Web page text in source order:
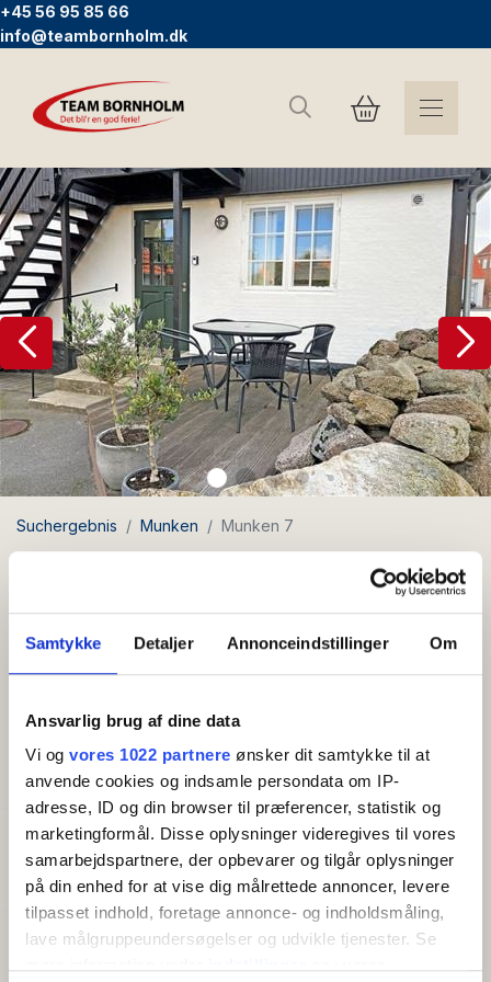
Samtykke Detaljer Annonceindstillinger Om
Ansvarlig brug af dine data
Vi og vores 1022 partnere ønsker dit samtykke til at
anvende cookies og indsamle persondata om IP-
adresse, ID og din browser til præferencer, statistik og
marketingformål. Disse oplysninger videregives til vores
samarbejdspartnere, der opbevarer og tilgår oplysninger
på din enhed for at vise dig målrettede annoncer, levere
tilpasset indhold, foretage annonce- og indholdsmåling,
lave målgruppeundersøgelser og udvikle tjenester. Se
+45 56 95 85 66
info@teambornholm.dk
Suchen
Suchergebnis Munken Munken 7
Munken 7 - Ferielejlighed for 2-4
personer
WLAN
AMENITIES
Anzahl Betten: 2
Gut zu wissen
Anreisetag (Hochsaison): Montag